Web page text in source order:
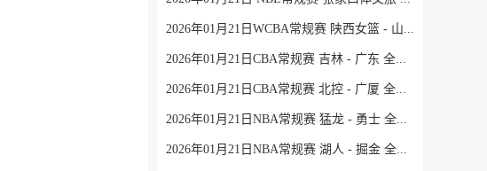
2026年01月21日WCBA常规赛 陕西女篮 - 山东女篮 全场录像
2026年01月21日CBA常规赛 吉林 - 广东 全场录像
2026年01月21日CBA常规赛 北控 - 广厦 全场录像
2026年01月21日NBA常规赛 猛龙 - 勇士 全场录像
2026年01月21日NBA常规赛 湖人 - 掘金 全场录像